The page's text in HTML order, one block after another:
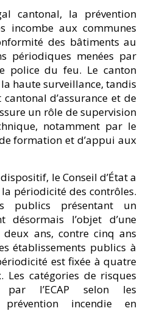
cantonal, la prévention
incombe aux communes
des bâtiments au
périodiques menées par
police du feu. Le canton
haute surveillance, tandis
d’assurance et de
un rôle de supervision
notamment par le
formation et d’appui aux
le Conseil d’État a
périodicité des contrôles.
publics présentant un
désormais l’objet d’une
ans, contre cinq ans
établissements publics à
est fixée à quatre
catégories de risques
par l’ECAP selon les
incendie en